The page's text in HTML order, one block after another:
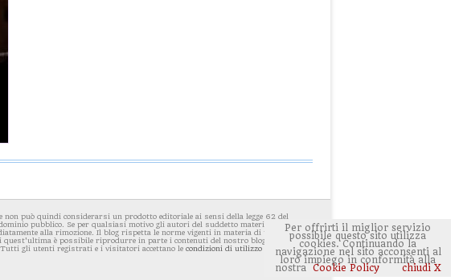
può quindi considerarsi un prodotto editoriale ai sensi della legge 62 del
pubblico. Se per qualsiasi motivo gli autori del suddetto materiale avessero
alla rimozione. Il blog rispetta le norme vigenti in materia di privacy. E'
è possibile riprodurre in parte i contenuti del nostro blog ponendo
Tutti gli utenti registrati e i visitatori accettano le condizioni di utilizzo del sito
Per offrirti il miglior servizio
possibile questo sito utilizza
cookies. Continuando la
navigazione nel sito acconsenti al
loro impiego in conformità alla
nostra Cookie Policy chiudi X